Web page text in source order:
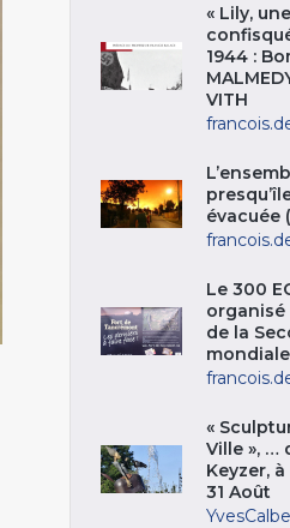
« Lily,
1944 :
VITH
évacuée
Le 300
de la
«
Ville », …
Keyzer, à
31 Août